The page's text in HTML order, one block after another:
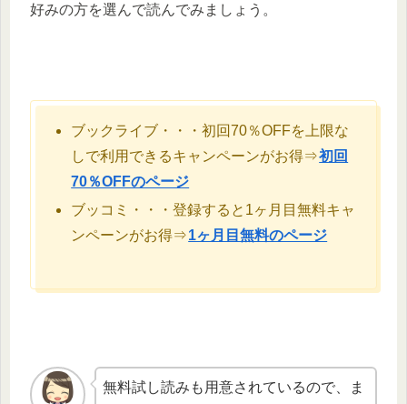
好みの方を選んで読んでみましょう。
ブックライブ・・・初回70％OFFを上限な
しで利用できるキャンペーンがお得⇒初回
70％OFFのページ
ブッコミ・・・登録すると1ヶ月目無料キャ
ンペーンがお得⇒1ヶ月目無料のページ
無料試し読みも用意されているので、ま